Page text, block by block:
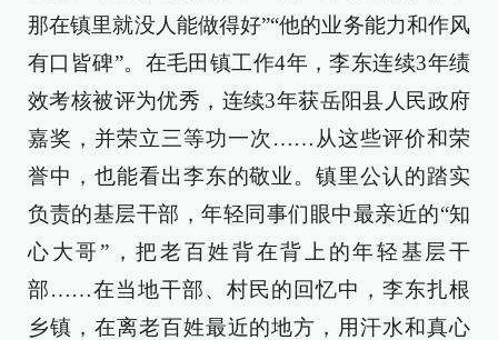
那在镇里就没人能做得好”“他的业务能力和作风
有口皆碑”。在毛田镇工作4年，李东连续3年绩
效考核被评为优秀，连续3年获岳阳县人民政府
嘉奖，并荣立三等功一次……从这些评价和荣
誉中，也能看出李东的敬业。镇里公认的踏实
负责的基层干部，年轻同事们眼中最亲近的“知
心大哥”，把老百姓背在背上的年轻基层干
部……在当地干部、村民的回忆中，李东扎根
乡镇，在离老百姓最近的地方，用汗水和真心